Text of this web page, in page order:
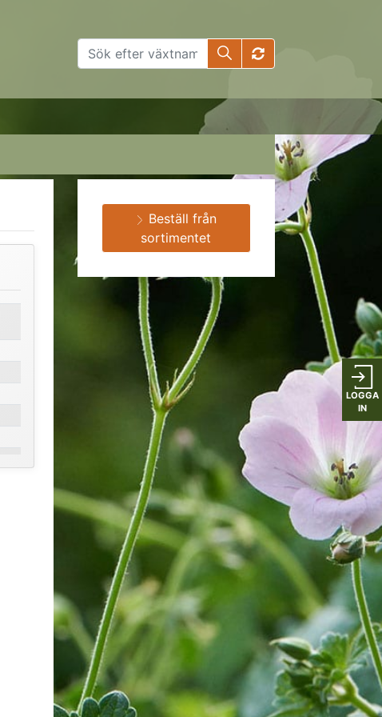
LOGGA
IN
Beställ från
sortimentet